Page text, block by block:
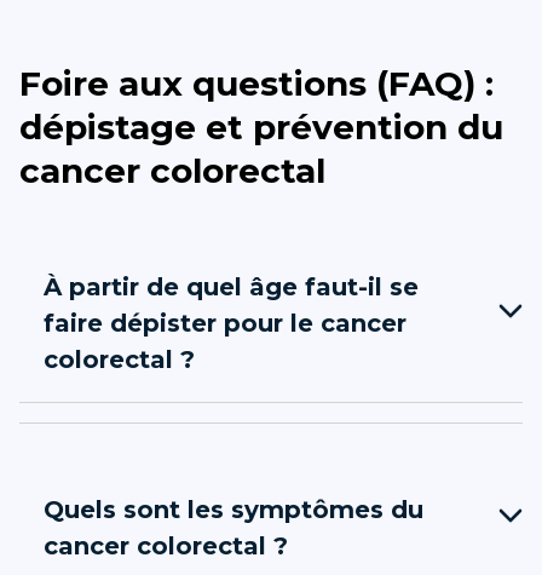
Foire aux questions (FAQ) :
dépistage et prévention du
cancer colorectal
À partir de quel âge faut-il se
faire dépister pour le cancer
colorectal ?
Quels sont les symptômes du
cancer colorectal ?